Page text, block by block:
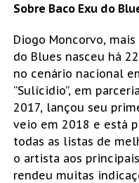
Sobre Baco Exu do
Diogo Moncorvo,
do Blues nasceu há
no cenário nacional
“Sulícidio”, em
2017, lançou seu
veio em 2018 e está
todas as listas de
o artista aos
rendeu muitas